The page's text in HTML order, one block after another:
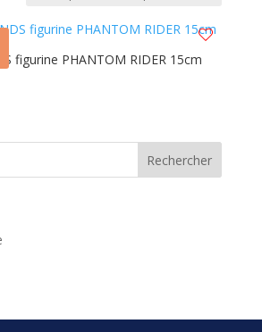
figurine PHANTOM RIDER 15cm
: